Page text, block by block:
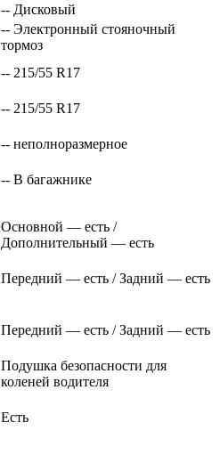
-- Дисковый
-- Электронный стояночный
тормоз
-- 215/55 R17
-- 215/55 R17
-- неполноразмерное
-- В багажнике
Основной — есть /
Дополнительный — есть
Передний — есть / Задний — есть
Передний — есть / Задний — есть
Подушка безопасности для
коленей водителя
Есть